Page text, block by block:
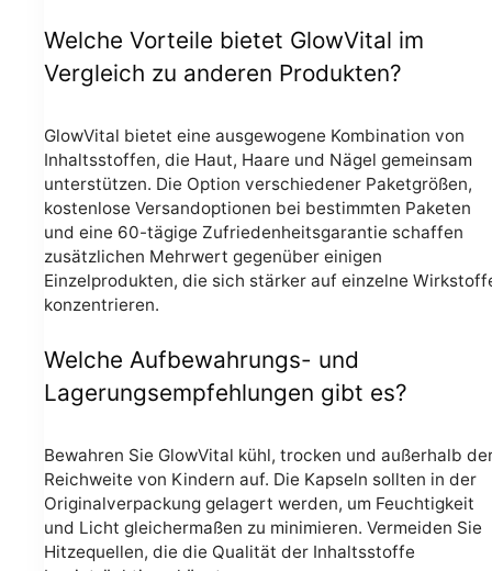
Welche Vorteile bietet GlowVital im
Vergleich zu anderen Produkten?
GlowVital bietet eine ausgewogene Kombination von
Inhaltsstoffen, die Haut, Haare und Nägel gemeinsam
unterstützen. Die Option verschiedener Paketgrößen,
kostenlose Versandoptionen bei bestimmten Paketen
und eine 60-tägige Zufriedenheitsgarantie schaffen
zusätzlichen Mehrwert gegenüber einigen
Einzelprodukten, die sich stärker auf einzelne
konzentrieren.
Welche Aufbewahrungs- und
Lagerungsempfehlungen gibt es?
Bewahren Sie GlowVital kühl, trocken und außerhalb
Reichweite von Kindern auf. Die Kapseln sollten in der
Originalverpackung gelagert werden, um Feuchtigkeit
und Licht gleichermaßen zu minimieren. Vermeiden Sie
Hitzequellen, die die Qualität der Inhaltsstoffe